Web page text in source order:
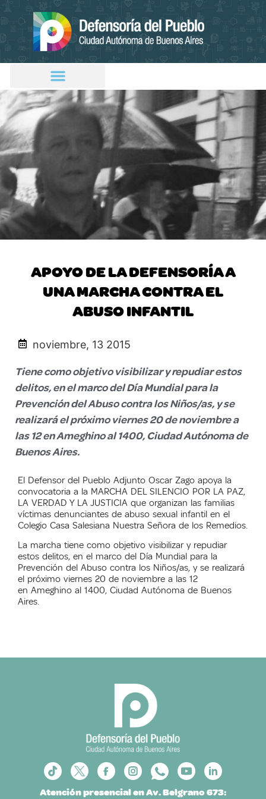
APOYO DE LA DEFENSORÍA A
UNA MARCHA CONTRA EL
ABUSO INFANTIL
noviembre, 13 2015
Tiene como objetivo visibilizar y repudiar estos
delitos, en el marco del Día Mundial para la
Prevención del Abuso contra los Niños/as, y se
realizará el próximo viernes 20 de noviembre a
las 12 en Ameghino al 1400, Ciudad Autónoma de
Buenos Aires.
El Defensor del Pueblo Adjunto Oscar Zago apoya la
convocatoria a la MARCHA DEL SILENCIO POR LA PAZ,
LA VERDAD Y LA JUSTICIA que organizan las familias
víctimas denunciantes de abuso sexual infantil en el
Colegio Casa Salesiana Nuestra Señora de los Remedios.
La marcha tiene como objetivo visibilizar y repudiar
estos delitos, en el marco del Día Mundial para la
Prevención del Abuso contra los Niños/as, y se realizará
el próximo viernes 20 de noviembre a las 12
en Ameghino al 1400, Ciudad Autónoma de Buenos
Aires.
Atención presencial en Av. Belgrano 673: